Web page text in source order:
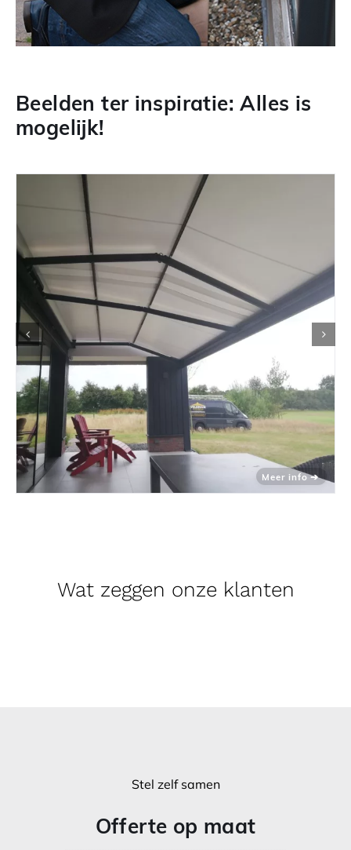
Beelden ter inspiratie: Alles is
mogelijk!
Wat zeggen onze klanten
Stel zelf samen
Offerte op maat